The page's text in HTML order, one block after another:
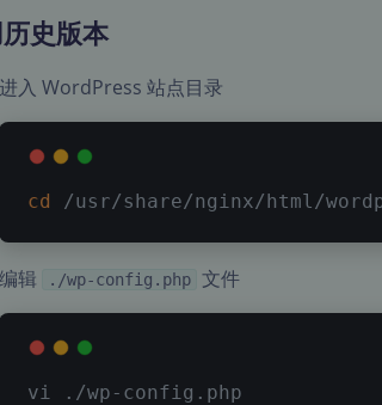
史版本
进入 WordPress 站点目录
cd /usr/share/nginx/html/
编辑 ./wp-config.php 文件
vi ./wp-config.php